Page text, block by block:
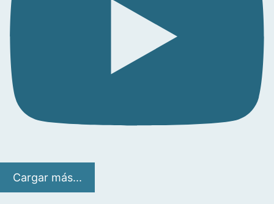
Cargar más...